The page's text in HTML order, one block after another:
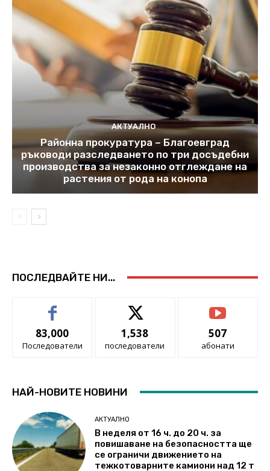
АКТУАЛНО
Районна прокуратура – Благоевград
ръководи разследването по три досъдебни
производства за незаконно отглеждане на
растения от рода на конопа
ПОСЛЕДВАЙТЕ НИ...
83,000
Последователи
1,538
последователи
507
абонати
НАЙ-НОВИТЕ НОВИНИ
АКТУАЛНО
В неделя от 16 ч. до 20 ч. за
повишаване на безопасността ще
се ограничи движението на
тежкотоварните камиони над 12 т